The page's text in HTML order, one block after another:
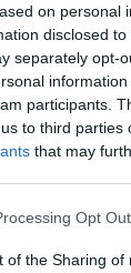
on personal
disclosed
separately opt-
participants.
to third parties
that may
app uses
or usage
Opt
of the Sharing of
για τη